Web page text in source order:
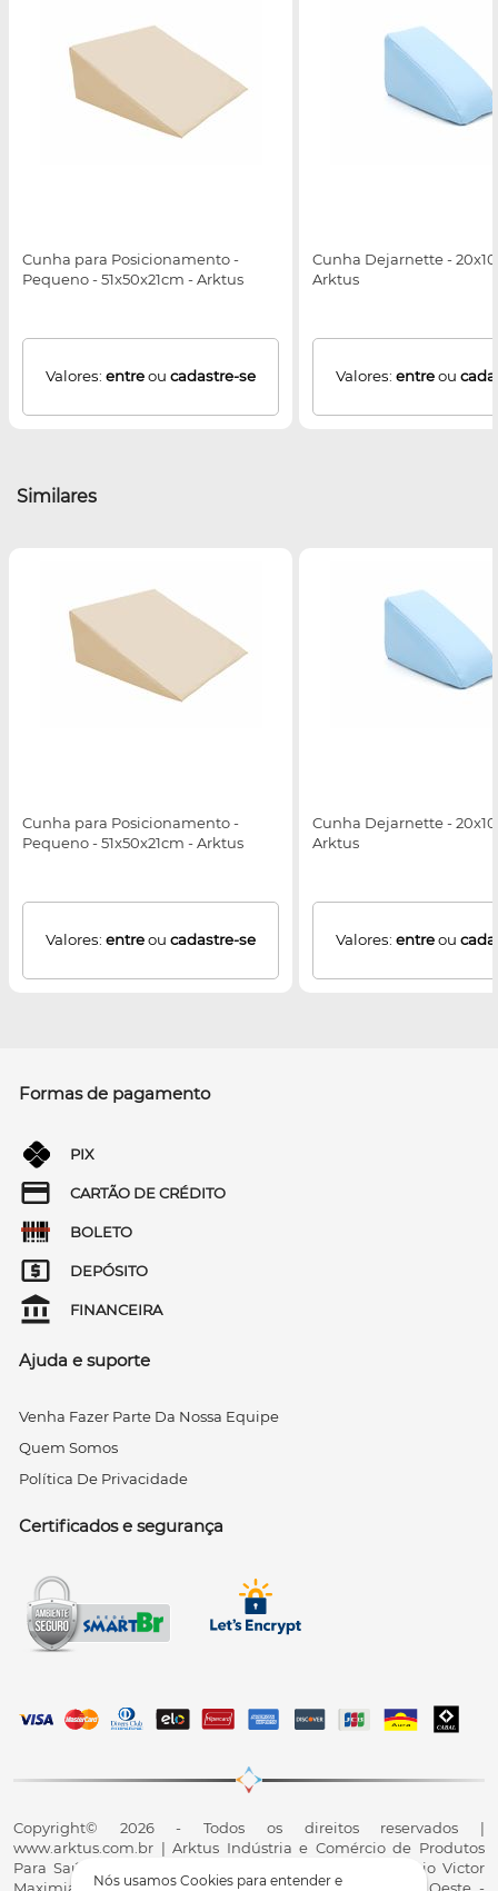
Nós usamos Cookies para entender e
Cunha para Posicionamento -
Pequeno - 51x50x21cm - Arktus
Valores: entreou cadastre-se
Cunha Dejarnette -
Arktus
Valores: entreou
Similares
Cunha para Posicionamento -
Pequeno - 51x50x21cm - Arktus
Valores: entreou cadastre-se
Cunha Dejarnette -
Arktus
Valores: entreou
Formas de pagamento
PIX
CARTÃO DE CRÉDITO
BOLETO
DEPÓSITO
FINANCEIRA
Ajuda e suporte
Venha Fazer Parte Da Nossa Equipe
Quem Somos
Política De Privacidade
Certificados e segurança
Copyright© 2026 - Todos os direitos reservados |
www.arktus.com.br | Arktus Indústria e Comércio de Produtos
Para Saúde Ltda | CNPJ: 01.417.367/0001-78 | R. Antônio Victor